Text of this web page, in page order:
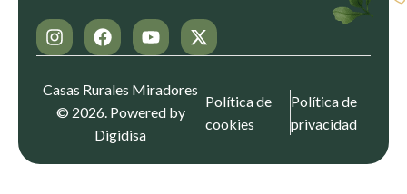
Casas Rurales Miradores
© 2026. Powered by
Digidisa
Política de
cookies
Política de
privacidad